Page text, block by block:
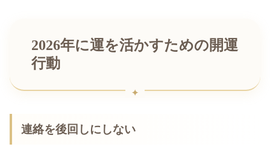
2026年に運を活かすための開運
行動
連絡を後回しにしない